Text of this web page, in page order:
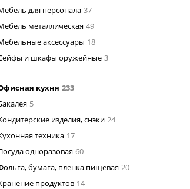
для персонала 37
металлическая 49
аксессуары 18
и шкафы оружейные 3
кухня 233
5
изделия, снэки 24
техника 17
одноразовая 60
бумага, пленка пищевая 20
продуктов 14